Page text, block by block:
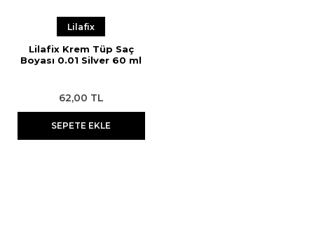
Lilafix
Lilafix Krem Tüp Saç
Boyası 0.01 Silver 60 ml
62,00 TL
SEPETE EKLE